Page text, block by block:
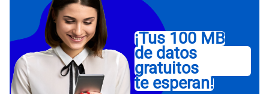
¡Tus 100 MB
de datos
gratuitos
te esperan!